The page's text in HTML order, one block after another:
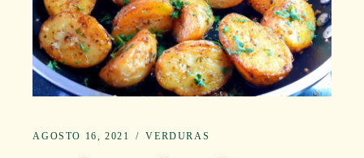
AGOSTO 16, 2021 VERDURAS